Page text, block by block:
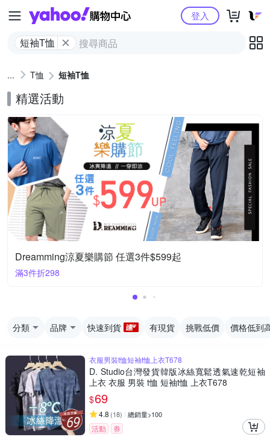
Yahoo購物中心
短袖T恤
登入
T恤 短袖T恤
精選活動
Dreamming涼夏樂購節 任選3件$599起
滿3件折298
分類 品牌 快速到貨 有現貨 挑戰低價 價格低到
衣服男裝t恤短袖t恤上衣T678
D. Studio台灣發貨韓版冰絲寬鬆透氣速乾短袖
上衣 衣服 男裝 t恤 短袖t恤 上衣T678
$69
4.8 (18) 總銷量>100
活動
券